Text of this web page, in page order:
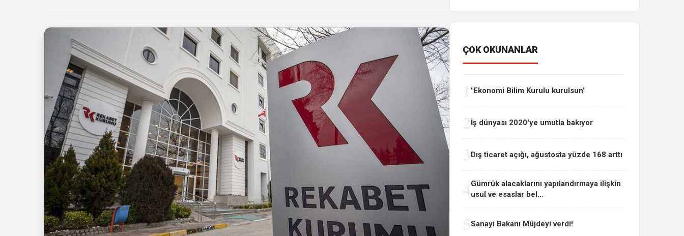
ÇOK OKUNANLAR
"Ekonomi Bilim Kurulu kurulsun"
İş dünyası 2020'ye umutla bakıyor
Dış ticaret açığı, ağustosta yüzde 168 arttı
Gümrük alacaklarını yapılandırmaya ilişkin
usul ve esaslar bel...
Sanayi Bakanı Müjdeyi verdi!